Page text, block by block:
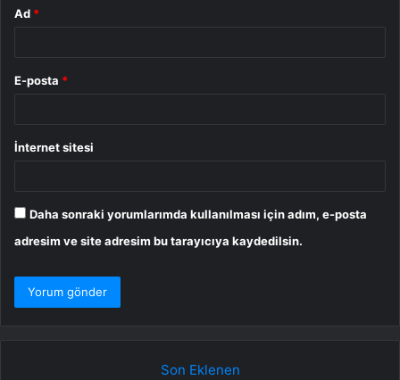
Ad *
E-posta *
İnternet sitesi
Daha sonraki yorumlarımda kullanılması için adım, e-posta
adresim ve site adresim bu tarayıcıya kaydedilsin.
Son Eklenen